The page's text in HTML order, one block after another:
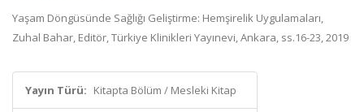
Yaşam Döngüsünde Sağlığı Geliştirme: Hemşirelik Uygulamaları,
Zuhal Bahar, Editör, Türkiye Klinikleri Yayınevi, Ankara, ss.16-23, 2019
Yayın Türü: Kitapta Bölüm / Mesleki Kitap